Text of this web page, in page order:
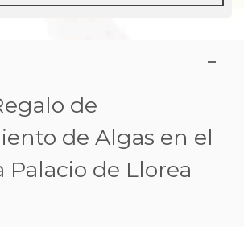
de
de Algas en el
Palacio de Llorea